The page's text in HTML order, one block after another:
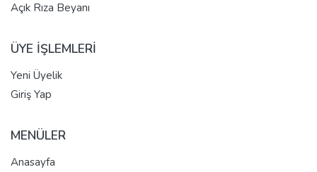
Açık Rıza Beyanı
ÜYE İŞLEMLERİ
Yeni Üyelik
Giriş Yap
MENÜLER
Anasayfa